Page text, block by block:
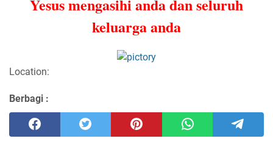
Yesus mengasihi anda dan seluruh
keluarga anda
Location:
Berbagi :